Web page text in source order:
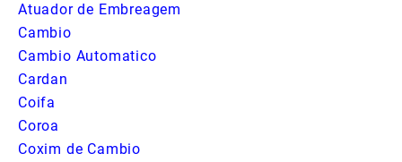
Atuador de Embreagem
Cambio
Cambio Automatico
Cardan
Coifa
Coroa
Coxim de Cambio